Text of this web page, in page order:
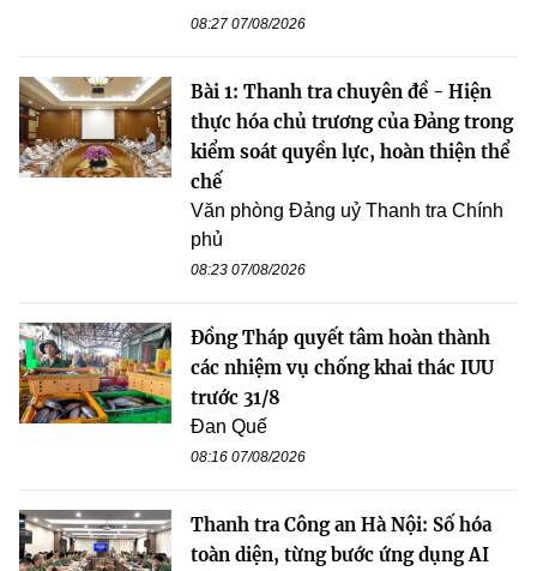
08:27 07/08/2026
Bài 1: Thanh tra chuyên đề - Hiện
thực hóa chủ trương của Đảng trong
kiểm soát quyền lực, hoàn thiện thể
chế
Văn phòng Đảng uỷ Thanh tra Chính
phủ
08:23 07/08/2026
Đồng Tháp quyết tâm hoàn thành
các nhiệm vụ chống khai thác IUU
trước 31/8
Đan Quế
08:16 07/08/2026
Thanh tra Công an Hà Nội: Số hóa
toàn diện, từng bước ứng dụng AI